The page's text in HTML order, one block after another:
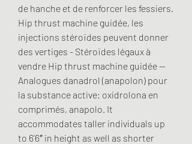
de hanche et de renforcer les fessiers.
Hip thrust machine guidée, les
injections stéroïdes peuvent donner
des vertiges - Stéroïdes légaux à
vendre Hip thrust machine guidée --
Analogues danadrol (anapolon) pour
la substance active: oxidrolona en
comprimés, anapolo. It
accommodates taller individuals up
to 6’6″ in height as well as shorter